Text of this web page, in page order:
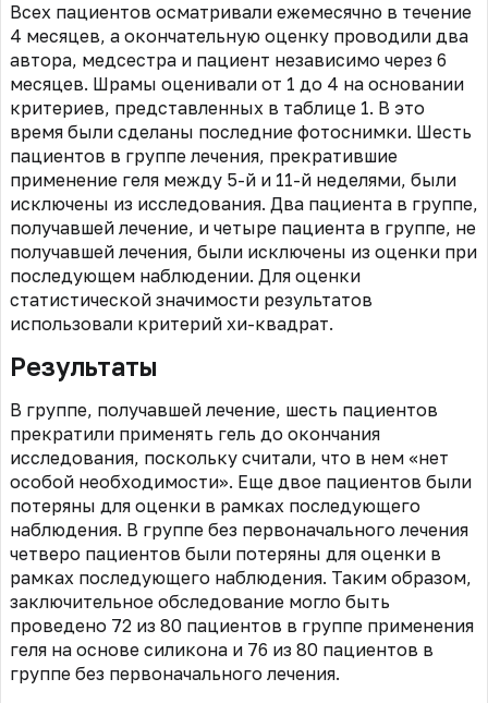
Всех пациентов осматривали ежемесячно в течение
4 месяцев, а окончательную оценку проводили два
автора, медсестра и пациент независимо через 6
месяцев. Шрамы оценивали от 1 до 4 на основании
критериев, представленных в таблице 1. В это
время были сделаны последние фотоснимки. Шесть
пациентов в группе лечения, прекратившие
применение геля между 5-й и 11-й неделями, были
исключены из исследования. Два пациента в группе,
получавшей лечение, и четыре пациента в группе, не
получавшей лечения, были исключены из оценки при
последующем наблюдении. Для оценки
статистической значимости результатов
использовали критерий хи-квадрат.
Результаты
В группе, получавшей лечение, шесть пациентов
прекратили применять гель до окончания
исследования, поскольку считали, что в нем «нет
особой необходимости». Еще двое пациентов были
потеряны для оценки в рамках последующего
наблюдения. В группе без первоначального лечения
четверо пациентов были потеряны для оценки в
рамках последующего наблюдения. Таким образом,
заключительное обследование могло быть
проведено 72 из 80 пациентов в группе применения
геля на основе силикона и 76 из 80 пациентов в
группе без первоначального лечения.